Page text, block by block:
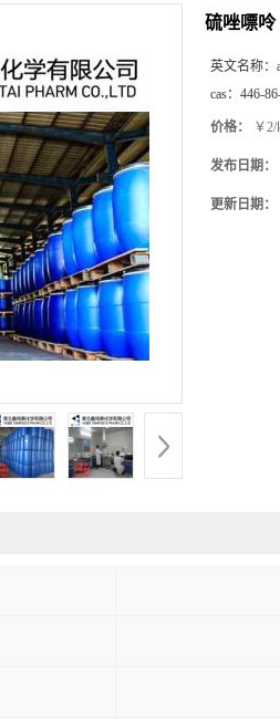
硫唑嘌呤
英文名称：
cas： 446-
价格： ￥2/
发布日期：
更新日期：